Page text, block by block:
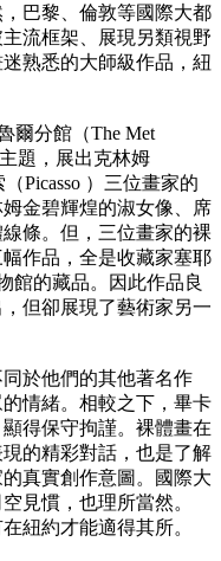
巴黎、倫敦等國際大都
流框架、展現另類視野
熟悉的大師級作品，紐
爾分館（The Met
題，展出克林姆
Picasso ）三位畫家的
金碧輝煌的淑女像、席
條。但，三位畫家的裸
作品，全是收藏家塞耶
館的藏品。因此作品良
但卻展現了藝術家另一
於他們的其他著名作
情緒。相較之下，畢卡
得保守拘謹。裸體畫在
的精彩對話，也是了解
真實創作意圖。國際大
見慣，也理所當然。
紐約才能適得其所。